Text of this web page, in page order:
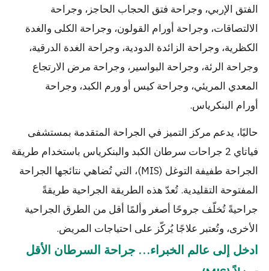
الفتق الإربي، وجراحة فتق الحجاب الحاجز، وجراحة
الالتصاقات، وجراحة أورام القولون، وجراحة الكلى والغدة
الكظرية، وجراحة الزائدة الدودية، وجراحة الغدة الدرقية،
وجراحة الرئة، وجراحة البواسير، وجراحة مرض الارتجاع
المعدي المريئي، وجراحة كيس أو ورم الكبد، وجراحة
أورام البنكرياس.
حاليًا، يدعم مركز التميز في الجراحة المتقدمة بمستشفى
فياتاي 2 جراحات سرطان الكبد والبنكرياس باستخدام طريقة
الجراحة طفيفة التوغل (MIS)، التي تُضاهي نتائجها الجراحة
المفتوحة التقليدية. تُعدّ هذه الطريقة الجراحية طريقةً
جراحيةً تُخلّف جروحًا أصغر وألمًا أقل من الطرق الجراحية
الأخرى، وتُعتبر علاجًا يُركّز على احتياجات المريض.
ادخل إلى عالم الخبراء… جراحة السرطان الأقل